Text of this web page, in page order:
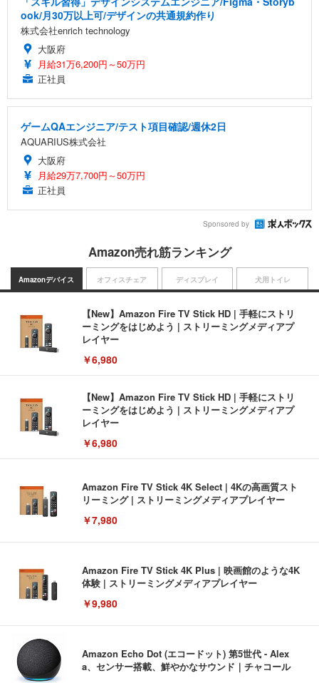
ook/月30万以上可/デザインの共通規約作り
株式会社enrich technology
大阪府
月給31万6,200円～50万円
正社員
ゲームQAエンジニア/テスト項目確認/週休2日
AQUARIUS株式会社
大阪府
月給29万7,700円～50万円
正社員
Sponsored by
Amazon売れ筋ランキング
Amazonデバイス
【New】Amazon Fire TV Stick HD | 手軽にストリ
ーミングをはじめよう | ストリーミングメディアプ
レイヤー
￥6,980
【New】Amazon Fire TV Stick HD | 手軽にストリ
ーミングをはじめよう | ストリーミングメディアプ
レイヤー
￥6,980
Amazon Fire TV Stick 4K Select | 4Kの高画質スト
リーミング | ストリーミングメディアプレイヤー
￥7,980
Amazon Fire TV Stick 4K Plus | 映画館のような4K
体験 | ストリーミングメディアプレイヤー
￥9,980
Amazon Echo Dot (エコードット) 第5世代 - Alex
a、センサー搭載、鮮やかなサウンド｜チャコール
オフィスチェア ディスプレイ 犬用トイレ